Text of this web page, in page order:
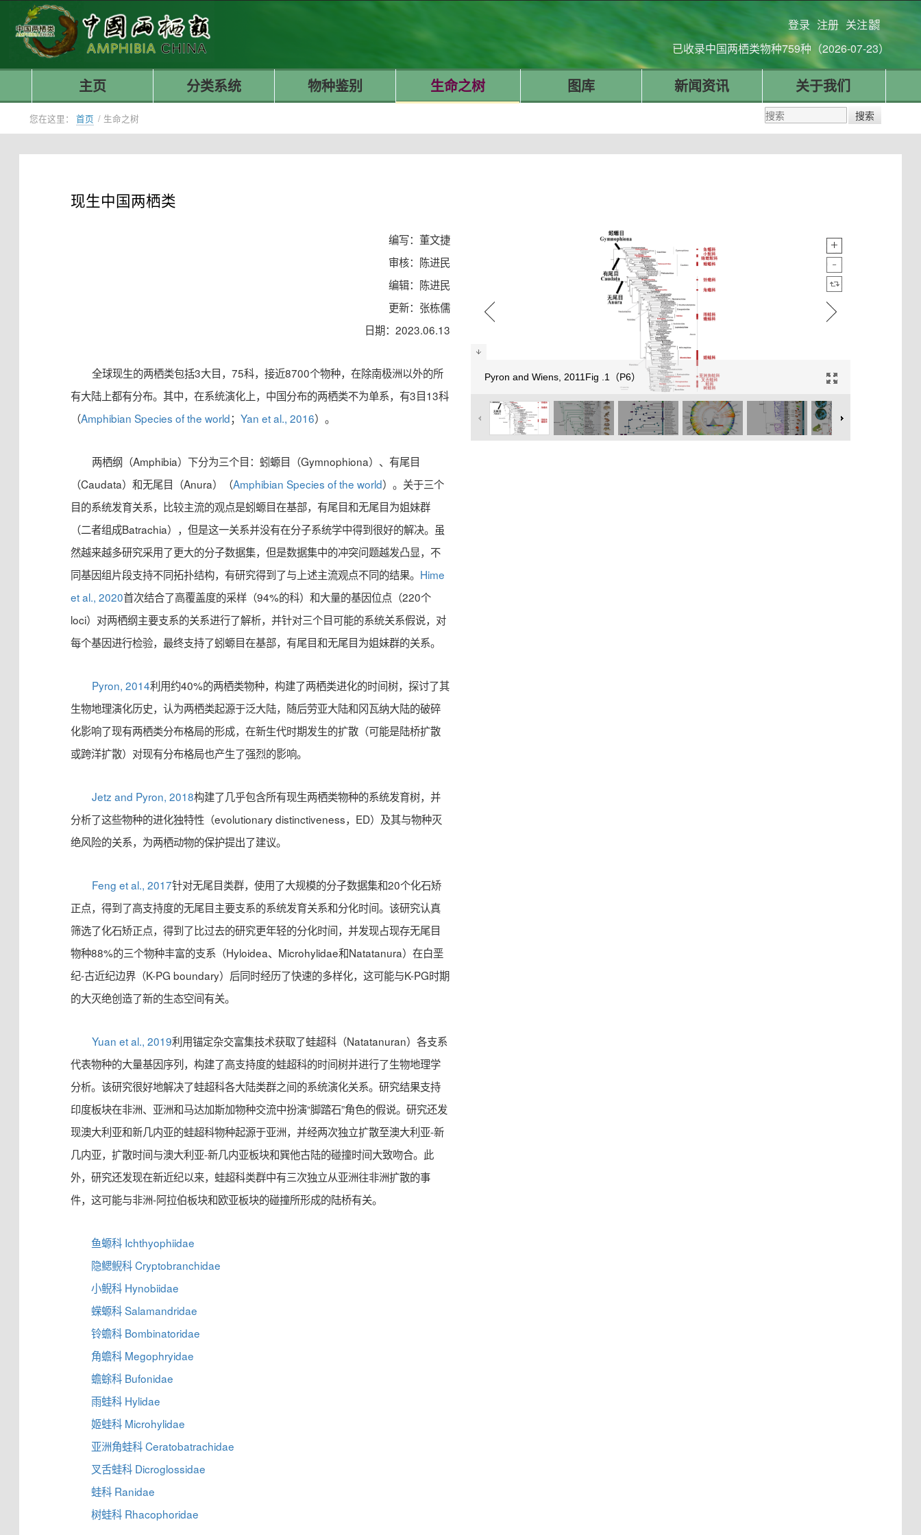
登录 注册 关注
已收录中国两栖类物种759种（2026-07-23）
主页 分类系统 物种鉴别 生命之树 图库 新闻资讯 关于我们
您在这里： 首页 / 生命之树
现生中国两栖类
编写：董文捷
审核：陈进民
编辑：陈进民
更新：张栋儒
日期：2023.06.13
全球现生的两栖类包括3大目，75科，接近8700个物种，在除南极洲以外的所
有大陆上都有分布。其中，在系统演化上，中国分布的两栖类不为单系，有3目13科
（Amphibian Species of the world；Yan et al., 2016）。
两栖纲（Amphibia）下分为三个目：蚓螈目（Gymnophiona）、有尾目
（Caudata）和无尾目（Anura）（Amphibian Species of the world）。关于三个
目的系统发育关系，比较主流的观点是蚓螈目在基部，有尾目和无尾目为姐妹群
（二者组成Batrachia），但是这一关系并没有在分子系统学中得到很好的解决。虽
然越来越多研究采用了更大的分子数据集，但是数据集中的冲突问题越发凸显，不
同基因组片段支持不同拓扑结构，有研究得到了与上述主流观点不同的结果。 Hime
et al., 2020首次结合了高覆盖度的采样（94%的科）和大量的基因位点（220个
loci）对两栖纲主要支系的关系进行了解析，并针对三个目可能的系统关系假说，对
每个基因进行检验，最终支持了蚓螈目在基部，有尾目和无尾目为姐妹群的关系。
Pyron, 2014利用约40%的两栖类物种，构建了两栖类进化的时间树，探讨了其
生物地理演化历史，认为两栖类起源于泛大陆，随后劳亚大陆和冈瓦纳大陆的破碎
化影响了现有两栖类分布格局的形成，在新生代时期发生的扩散（可能是陆桥扩散
或跨洋扩散）对现有分布格局也产生了强烈的影响。
Jetz and Pyron, 2018构建了几乎包含所有现生两栖类物种的系统发育树，并
分析了这些物种的进化独特性（evolutionary distinctiveness，ED）及其与物种灭
绝风险的关系，为两栖动物的保护提出了建议。
Feng et al., 2017针对无尾目类群，使用了大规模的分子数据集和20个化石矫
正点，得到了高支持度的无尾目主要支系的系统发育关系和分化时间。该研究认真
筛选了化石矫正点，得到了比过去的研究更年轻的分化时间，并发现占现存无尾目
物种88%的三个物种丰富的支系（Hyloidea、Microhylidae和Natatanura）在白垩
纪-古近纪边界（K-PG boundary）后同时经历了快速的多样化，这可能与K-PG时期
的大灭绝创造了新的生态空间有关。
Yuan et al., 2019利用锚定杂交富集技术获取了蛙超科（Natatanuran）各支系
代表物种的大量基因序列，构建了高支持度的蛙超科的时间树并进行了生物地理学
分析。该研究很好地解决了蛙超科各大陆类群之间的系统演化关系。研究结果支持
印度板块在非洲、亚洲和马达加斯加物种交流中扮演“脚踏石”角色的假说。研究还发
现澳大利亚和新几内亚的蛙超科物种起源于亚洲，并经两次独立扩散至澳大利亚-新
几内亚，扩散时间与澳大利亚-新几内亚板块和巽他古陆的碰撞时间大致吻合。此
外，研究还发现在新近纪以来，蛙超科类群中有三次独立从亚洲往非洲扩散的事
件，这可能与非洲-阿拉伯板块和欧亚板块的碰撞所形成的陆桥有关。
鱼螈科 Ichthyophiidae
隐鳃鲵科 Cryptobranchidae
小鲵科 Hynobiidae
蝾螈科 Salamandridae
铃蟾科 Bombinatoridae
角蟾科 Megophryidae
蟾蜍科 Bufonidae
雨蛙科 Hylidae
姬蛙科 Microhylidae
亚洲角蛙科 Ceratobatrachidae
叉舌蛙科 Dicroglossidae
蛙科 Ranidae
树蛙科 Rhacophoridae
Pyron and Wiens, 2011Fig .1（P6）